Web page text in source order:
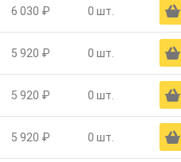
6 030 ₽ 0 шт. Ä
5 920 ₽ 0 шт. Ä
5 920 ₽ 0 шт. Ä
5 920 ₽ 0 шт. Ä